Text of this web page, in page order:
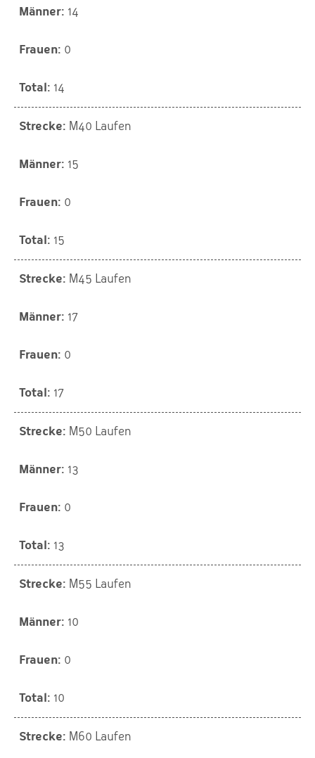
14
0
14
M40 Laufen
15
0
15
M45 Laufen
17
0
17
M50 Laufen
13
0
13
M55 Laufen
10
0
10
M60 Laufen